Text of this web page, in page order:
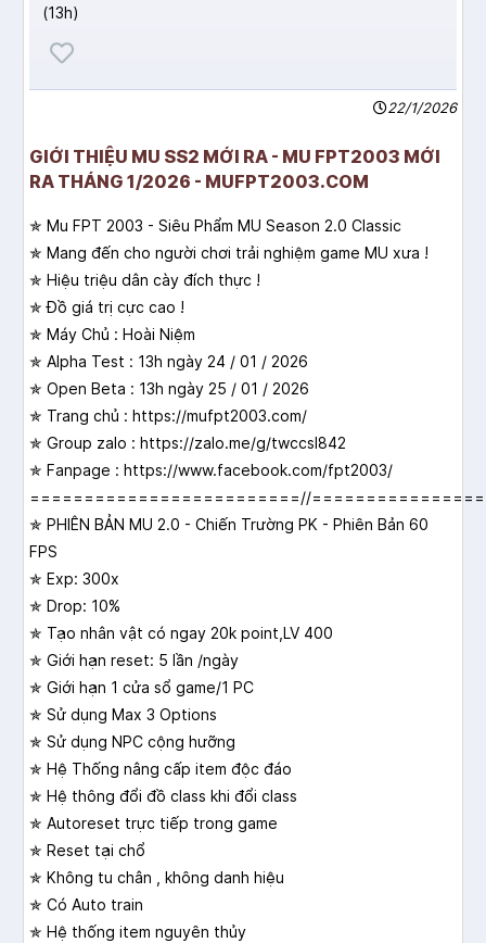
(13h)
22/1/2026
GIỚI THIỆU MU SS2 MỚI RA - MU FPT2003 MỚI
RA THÁNG 1/2026 - MUFPT2003.COM
✯ Mu FPT 2003 - Siêu Phẩm MU Season 2.0 Classic
✯ Mang đến cho người chơi trải nghiệm game MU xưa !
✯ Hiệu triệu dân cày đích thực !
✯ Đồ giá trị cực cao !
✯ Máy Chủ : Hoài Niệm
✯ Alpha Test : 13h ngày 24 / 01 / 2026
✯ Open Beta : 13h ngày 25 / 01 / 2026
✯ Trang chủ : https://mufpt2003.com/
✯ Group zalo : https://zalo.me/g/twccsl842
✯ Fanpage : https://www.facebook.com/fpt2003/
=========================//
✯ PHIÊN BẢN MU 2.0 - Chiến Trường PK - Phiên Bản 60
FPS
✯ Exp: 300x
✯ Drop: 10%
✯ Tạo nhân vật có ngay 20k point,LV 400
✯ Giới hạn reset: 5 lần /ngày
✯ Giới hạn 1 cửa sổ game/1 PC
✯ Sử dụng Max 3 Options
✯ Sử dụng NPC cộng hưỡng
✯ Hệ Thống nâng cấp item độc đáo
✯ Hệ thông đổi đồ class khi đổi class
✯ Autoreset trực tiếp trong game
✯ Reset tại chổ
✯ Không tu chân , không danh hiệu
✯ Có Auto train
✯ Hệ thống item nguyên thủy